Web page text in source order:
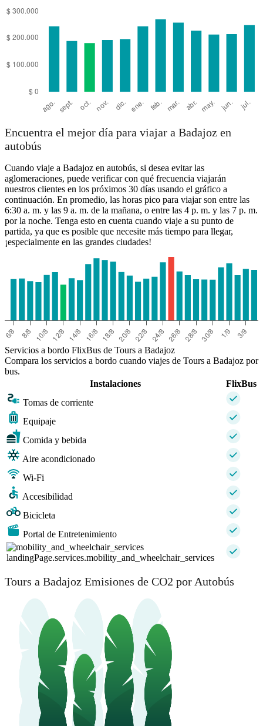
Encuentra el mejor día para viajar a Badajoz en
autobús
Cuando viaje a Badajoz en autobús, si desea evitar las
aglomeraciones, puede verificar con qué frecuencia viajarán
nuestros clientes en los próximos 30 días usando el gráfico a
continuación. En promedio, las horas pico para viajar son entre las
6:30 a. m. y las 9 a. m. de la mañana, o entre las 4 p. m. y las 7 p. m.
por la noche. Tenga esto en cuenta cuando viaje a su punto de
partida, ya que es posible que necesite más tiempo para llegar,
¡especialmente en las grandes ciudades!
Servicios a bordo FlixBus de Tours a Badajoz
Compara los servicios a bordo cuando viajes de Tours a Badajoz por
bus.
Instalaciones
FlixBus
Tomas de corriente
Equipaje
Comida y bebida
Aire acondicionado
Wi-Fi
Accesibilidad
Bicicleta
Portal de Entretenimiento
landingPage.services.mobility_and_wheelchair_services
Tours a Badajoz Emisiones de CO2 por Autobús